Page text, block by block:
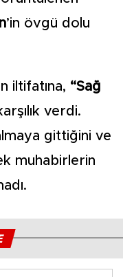
’in övgü dolu
iltifatına, “Sağ
verdi.
gittiğini ve
muhabirlerin